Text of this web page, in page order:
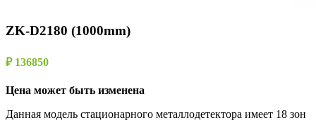
ZK-D2180 (1000mm)
₽ 136850
Цена может быть изменена
Данная модель стационарного металлодетектора имеет 18 зон